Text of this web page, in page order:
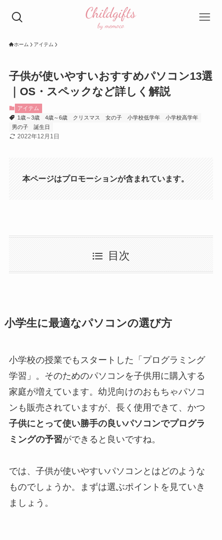
ホーム アイテム
子供が使いやすいおすすめパソコン13選
｜OS・スペックなど詳しく解説
アイテム
1歳～3歳
4歳～6歳 クリスマス 女の子 小学校低学年
小学校高学年
男の子
誕生日
2022年12月1日
本ページはプロモーションが含まれています。
目次
小学生に最適なパソコンの選び方
小学校の授業でもスタートした「プログラミング
学習」。そのためのパソコンを子供用に購入する
家庭が増えています。幼児向けのおもちゃパソコ
ンも販売されていますが、長く使用できて、かつ
子供にとって使い勝手の良いパソコンでプログラ
ミングの予習ができると良いですね。
では、子供が使いやすいパソコンとはどのような
ものでしょうか。まずは選ぶポイントを見ていき
ましょう。